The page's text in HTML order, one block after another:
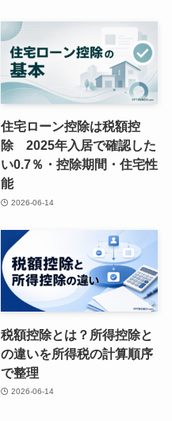
住宅ローン控除は税額控
除 2025年入居で確認した
い0.7％・控除期間・住宅性
能
2026-06-14
税額控除とは？所得控除と
の違いを所得税の計算順序
で整理
2026-06-14